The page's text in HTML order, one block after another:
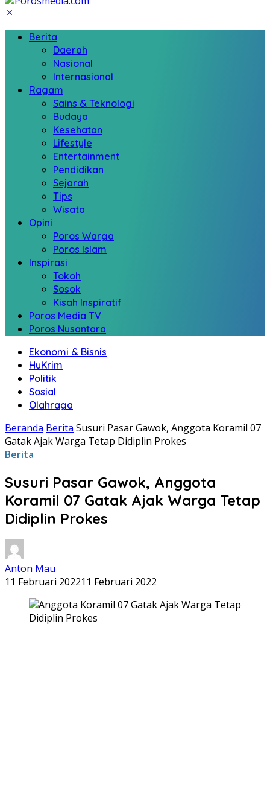
Berita
Daerah
Nasional
Internasional
Ragam
Sains & Teknologi
Budaya
Kesehatan
Lifestyle
Entertainment
Pendidikan
Sejarah
Tips
Wisata
Opini
Poros Warga
Poros Islam
Inspirasi
Tokoh
Sosok
Kisah Inspiratif
Poros Media TV
Poros Nusantara
Ekonomi & Bisnis
HuKrim
Politik
Sosial
Olahraga
Beranda Berita Susuri Pasar Gawok, Anggota Koramil 07
Gatak Ajak Warga Tetap Didiplin Prokes
Berita
Susuri Pasar Gawok, Anggota
Koramil 07 Gatak Ajak Warga Tetap
Didiplin Prokes
Anton Mau
11 Februari 202211 Februari 2022